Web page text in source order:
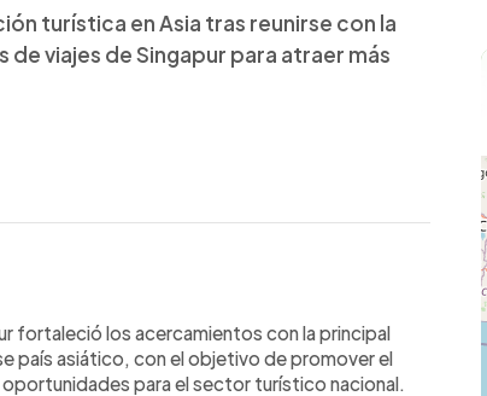
turística en Asia tras reunirse con la
viajes de Singapur para atraer más
sostuvo una reunión con la National
(NATAS), la principal asociación de
para promover el turismo salvadoreño.
fortaleció los acercamientos con la principal
país asiático, con el objetivo de promover el
para el sector turístico nacional.